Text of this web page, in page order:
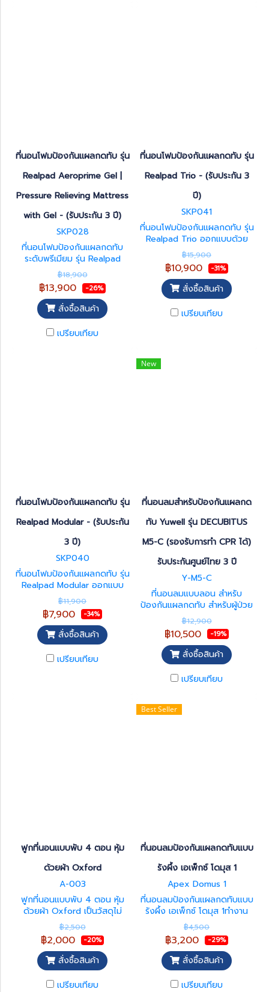
ที่นอนโฟมป้องกันแผลกดทับ รุ่น
Realpad Aeroprime Gel |
Pressure Relieving Mattress
with Gel - (รับประกัน 3 ปี)
SKP028
ที่นอนโฟมป้องกันแผลกดทับ
ระดับพรีเมียม รุ่น Realpad
Aeroprime Gel ออกแบบมา
พร้อม ชั้นเจลการแพทย์
(Medical Gel Layer) และโฟม
หลายความหนาแน่น ช่วยกระจาย
น้ำหนัก ลดแรงกดทับ ระบาย
อากาศดี ลดความร้อนสะสม
เหมาะสำหรับผู้ป่วยติดเตียง ผู้สูง
฿18,900
฿13,900 -26%
สั่งซื้อสินค้า
เปรียบเทียบ
ที่นอนโฟมป้องกันแผลกดทับ รุ่น
Realpad Trio - (รับประกัน 3
ปี)
SKP041
ที่นอนโฟมป้องกันแผลกดทับ รุ่น
Realpad Trio ออกแบบด้วย
โฟม 3 ชั้น (Three-layer
Foam) ที่มีความหนาแน่น แตก
ต่างกัน เพื่อกระจายน้ำหนัก ลด
แรงกดทับ และช่วยส่งเสริมการ
ไหลเวียนเลือด ที่ช่วยกระจายน้ำ
หนักและลดแรงกดทับได้อย่างมี
ประสิทธิภาพ เพิ่มความสบาย
฿15,900
฿10,900 -31%
สั่งซื้อสินค้า
เปรียบเทียบ
ที่นอนโฟมป้องกันแผลกดทับ รุ่น
Realpad Modular - (รับประกัน
3 ปี)
SKP040
ที่นอนโฟมป้องกันแผลกดทับ รุ่น
Realpad Modular ออกแบบ
เพื่อช่วยลดความเสี่ยงการเกิด
แผลกดทับในผู้ป่วยติดเตียง
ด้วยเทคโนโลยี Cube Foam
Design และระบบ โฟมสองชั้น
(Dual-layer Foam) ที่ช่วย
กระจายน้ำหนักและลดแรงกดทับ
ได้อย่างมีประสิทธิภาพ เพิ่มความ
฿11,900
฿7,900 -34%
สั่งซื้อสินค้า
เปรียบเทียบ
New
ที่นอนลมสำหรับป้องกันแผลกด
ทับ Yuwell รุ่น DECUBITUS
M5-C (รองรับการทำ CPR ได้)
รับประกันศูนย์ไทย 3 ปี
Y-M5-C
ที่นอนลมแบบลอน สำหรับ
ป้องกันแผลกดทับ สำหรับผู้ป่วย
ติดเตียง Yuwell รุ่น
DECUBITUS M5-C (รองรับการ
ทำ CPR ได้) รับประกันศูนย์ไทย
3 ปี ออกแบบเพื่อช่วยกระจาย
แรงกดทับ ลดการกดทับบริเวณ
ผิวหนัง และช่วยส่งเสริมการไหล
เวียนของเลือดให้ดีขึ้น
฿12,900
฿10,500 -19%
สั่งซื้อสินค้า
เปรียบเทียบ
ฟูกที่นอนแบบพับ 4 ตอน หุ้ม
ด้วยผ้า Oxford
A-003
ฟูกที่นอนแบบพับ 4 ตอน หุ้ม
ด้วยผ้า Oxford เป็นวัสดุไม่
อมความร้อน ระบายอากาศได้ดี
นอนแล้วไม่ร้อนอบอ้าว รหัส A-
003
฿2,500
฿2,000 -20%
สั่งซื้อสินค้า
เปรียบเทียบ
Best Seller
ที่นอนลมป้องกันแผลกดทับแบบ
รังผึ้ง เอเพ็กซ์ โดมุส 1
Apex Domus 1
ที่นอนลมป้องกันแผลกดทับแบบ
รังผึ้ง เอเพ็กซ์ โดมุส 1ทำงาน
ด้วยระบบ Dual Cell
alternating กระจายแรงกดทับ
ชนิดพิเศษโดยการ สลับการ
พอง-ยุบของบับเบิ้ลอย่างต่อ
เนื่อง ช่วยกระจายและลดแรงกด
ทับได้อย่างมีประสิทธิภาพ
฿4,500
฿3,200 -29%
สั่งซื้อสินค้า
เปรียบเทียบ